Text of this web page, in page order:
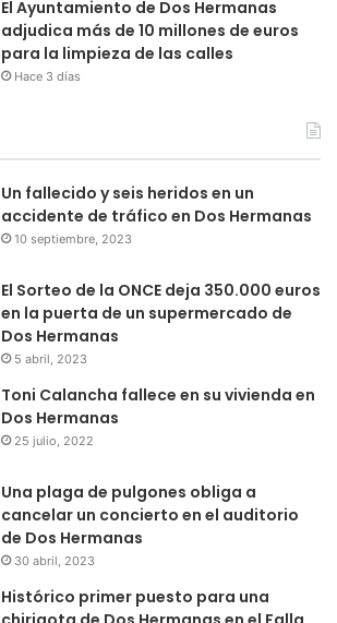
El Ayuntamiento de Dos Hermanas
adjudica más de 10 millones de euros
para la limpieza de las calles
Hace 3 días
Un fallecido y seis heridos en un
accidente de tráfico en Dos Hermanas
10 septiembre, 2023
El Sorteo de la ONCE deja 350.000 euros
en la puerta de un supermercado de
Dos Hermanas
5 abril, 2023
Toni Calancha fallece en su vivienda en
Dos Hermanas
25 julio, 2022
Una plaga de pulgones obliga a
cancelar un concierto en el auditorio
de Dos Hermanas
30 abril, 2023
Histórico primer puesto para una